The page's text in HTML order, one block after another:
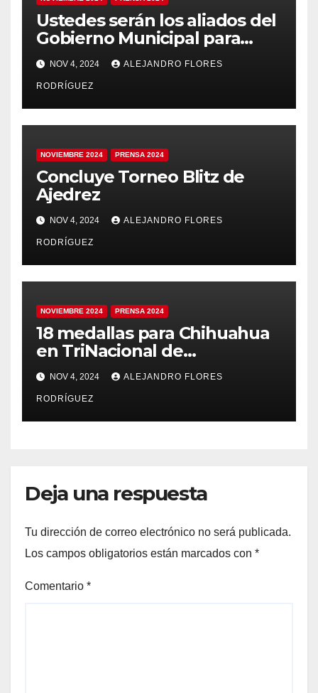
Ustedes serán los aliados del
Gobierno Municipal para
mejorar la calidad de vida de
los juarenses: Director Juan
Escalante
NOV 4, 2024 ALEJANDRO FLORES
RODRÍGUEZ
NOVIEMBRE 2024 PRENSA 2024
Concluye Torneo Blitz de
Ajedrez
NOV 4, 2024 ALEJANDRO FLORES
RODRÍGUEZ
NOVIEMBRE 2024 PRENSA 2024
18 medallas para Chihuahua
en TriNacional de
Taekwondo.
NOV 4, 2024 ALEJANDRO FLORES
RODRÍGUEZ
Deja una respuesta
Tu dirección de correo electrónico no será publicada.
Los campos obligatorios están marcados con *
Comentario *